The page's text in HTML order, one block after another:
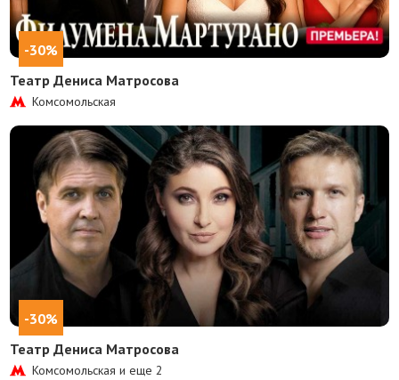
-30%
Театр Дениса Матросова
Комсомольская
-30%
Театр Дениса Матросова
Комсомольская и еще2